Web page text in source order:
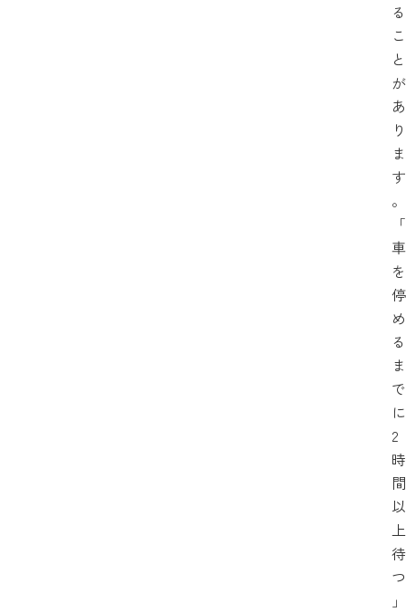
る
こ
と
が
あ
り
ま
す
。
「
車
を
停
め
る
ま
で
に
2
時
間
以
上
待
つ
」